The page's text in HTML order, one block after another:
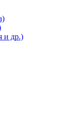
и др.)